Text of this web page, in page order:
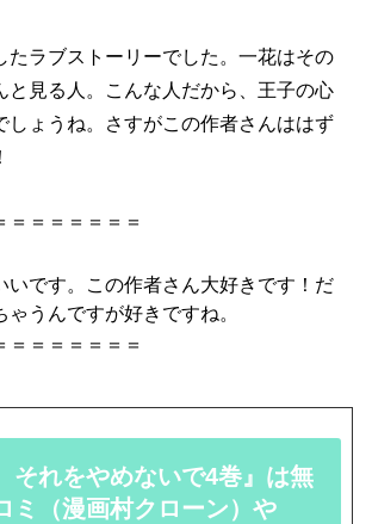
たラブストーリーでした。一花はその
と見る人。こんな人だから、王子の心
しょうね。さすがこの作者さんははず
＝＝＝＝＝＝＝
いです。この作者さん大好きです！だ
うんですが好きですね。
＝＝＝＝＝＝＝
それをやめないで4巻』は無
ミ（漫画村クローン）や